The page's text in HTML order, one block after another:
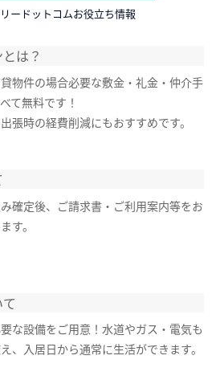
ードットコムお役立ち情報
は？
物件の場合必要な敷金・礼金・仲介手
て無料です！
張時の経費削減にもおすすめです。
確定後、ご請求書・ご利用案内等をお
す。
な設備をご用意！水道やガス・電気も
、入居日から通常に生活ができます。